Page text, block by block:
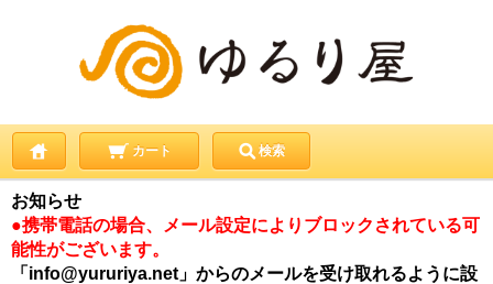
カート 検索
お知らせ
●携帯電話の場合、メール設定によりブロックされている可
能性がございます。
「info@yururiya.net」からのメールを受け取れるように設